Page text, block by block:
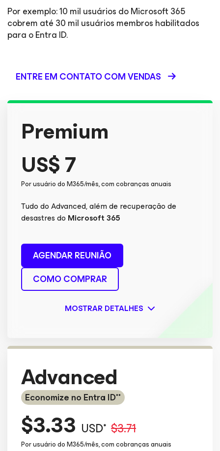
Por exemplo: 10 mil usuários do Microsoft 365
cobrem até 30 mil usuários membros habilitados
para o Entra ID.
ENTRE EM CONTATO COM VENDAS
Premium
US$ 7
Por usuário do M365/mês, com cobranças anuais
Tudo do Advanced, além de recuperação de
desastres do Microsoft 365
AGENDAR REUNIÃO
COMO COMPRAR
MOSTRAR DETALHES
Advanced
Economize no Entra ID**
$3.33 USD* $3.71
Por usuário do M365/mês, com cobranças anuais